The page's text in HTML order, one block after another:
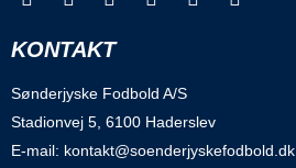
KONTAKT
Sønderjyske Fodbold A/S
Stadionvej 5, 6100 Haderslev
E-mail: kontakt@soenderjyskefodbold.dk